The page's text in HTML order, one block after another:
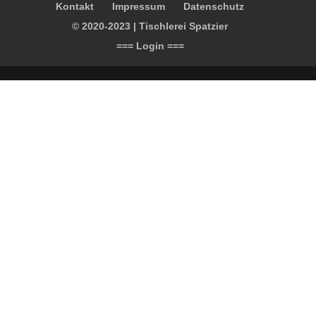
Kontakt Impressum
Datenschutz
© 2020-2023 | Tischlerei Spatzier
=== Login ===